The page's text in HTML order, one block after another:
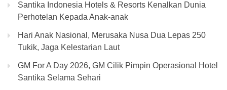
Santika Indonesia Hotels & Resorts Kenalkan Dunia
Perhotelan Kepada Anak-anak
Hari Anak Nasional, Merusaka Nusa Dua Lepas 250
Tukik, Jaga Kelestarian Laut
GM For A Day 2026, GM Cilik Pimpin Operasional Hotel
Santika Selama Sehari